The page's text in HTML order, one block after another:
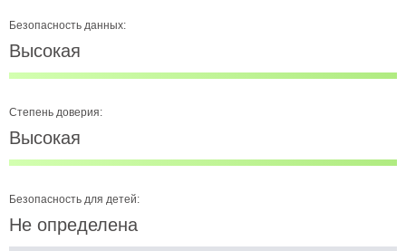
Безопасность данных:
Высокая
Степень доверия:
Высокая
Безопасность для детей:
Не определена